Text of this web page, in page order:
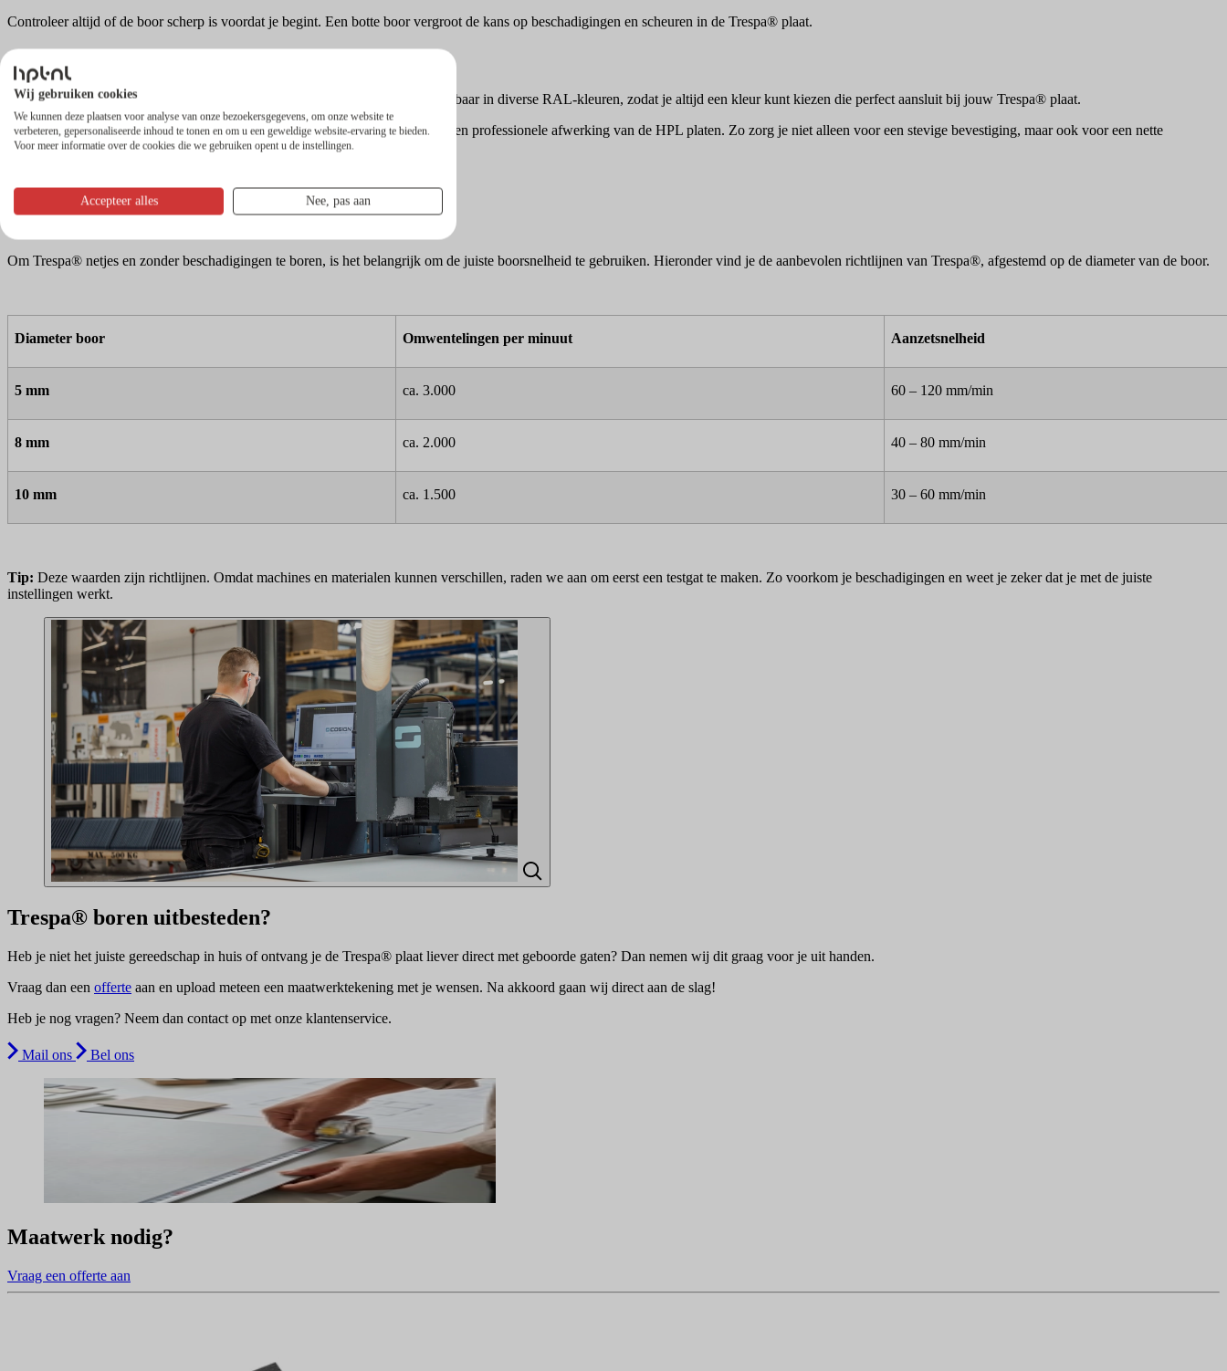
Controleer altijd of de boor scherp is voordat je begint. Een botte boor vergroot de kans op beschadigingen en scheuren in de Trespa® plaat.
Trespa® schroeven meebestellen
In ons assortiment vind je ook speciale
. Deze zijn verkrijgbaar in diverse RAL-kleuren, zodat je altijd een kleur kunt kiezen die perfect aansluit bij jouw Trespa® plaat.
Doordat de schroeven mooi wegvallen in het oppervlak, creëer je een strakke en professionele afwerking van de HPL platen. Zo zorg je niet alleen voor een stevige bevestiging, maar ook voor een nette
uitstraling.
Werkwijze gaten boren in Trespa®
Om Trespa® netjes en zonder beschadigingen te boren, is het belangrijk om de juiste boorsnelheid te gebruiken. Hieronder vind je de aanbevolen richtlijnen van Trespa®, afgestemd op de diameter van de boor.
Diameter boor Omwentelingen per minuut Aanzetsnelheid
5 mm ca. 3.000 60 – 120 mm/min
8 mm ca. 2.000 40 – 80 mm/min
10 mm ca. 1.500 30 – 60 mm/min
Tip: Deze waarden zijn richtlijnen. Omdat machines en materialen kunnen verschillen, raden we aan om eerst een testgat te maken. Zo voorkom je beschadigingen en weet je zeker dat je met de juiste
instellingen werkt.
Trespa® boren uitbesteden?
Heb je niet het juiste gereedschap in huis of ontvang je de Trespa® plaat liever direct met geboorde gaten? Dan nemen wij dit graag voor je uit handen.
Vraag dan een offerte aan en upload meteen een maatwerktekening met je wensen. Na akkoord gaan wij direct aan de slag!
Heb je nog vragen? Neem dan contact op met onze klantenservice.
Mail ons Bel ons
Maatwerk nodig?
Vraag een offerte aan
Wij gebruiken cookies
We kunnen deze plaatsen voor analyse van onze bezoekersgegevens, om onze website te
verbeteren, gepersonaliseerde inhoud te tonen en om u een geweldige website-ervaring te bieden.
Voor meer informatie over de cookies die we gebruiken opent u de instellingen.
Accepteer alles Nee, pas aan